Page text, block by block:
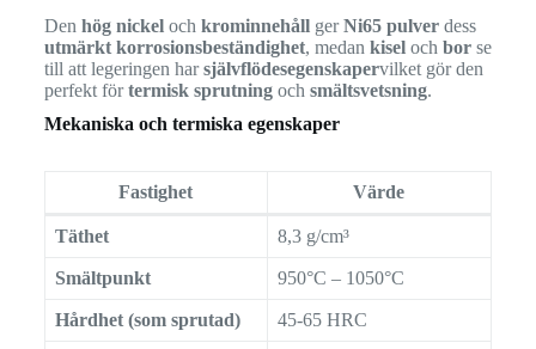
Den hög nickeloch krominnehållgerNi65 pulverdess
utmärkt korrosionsbeständighet, medan kiseloch borse
till att legeringen harsjälvflödesegenskapervilket gör den
perfekt förtermisk sprutningoch smältsvetsning.
Mekaniska och termiska egenskaper
Fastighet Värde
Täthet 8,3 g/cm³
Smältpunkt 950°C – 1050°C
Hårdhet (som sprutad) 45-65 HRC